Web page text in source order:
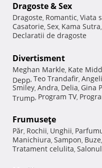
Dragoste & Sex
Dragoste, Romantic, Viata
Casatorie, Sex, Kama Sutra,
Declaratii de dragoste
Divertisment
Meghan Markle, Kate
Depp, Teo Trandafir,
Smiley, Andra, Delia, Gina
Trump, Program TV,
Frumuseţe
Păr, Rochii, Unghii,
Manichiura, Sampon, Buze,
Tratament celulita,